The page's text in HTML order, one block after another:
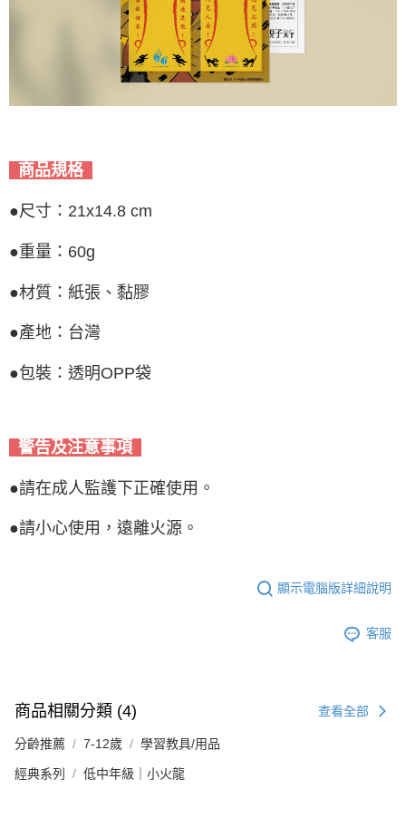
商品規格
●尺寸：21x14.8 cm
●重量：60g
●材質：紙張、黏膠
●產地：台灣
●包裝：透明OPP袋
警告及注意事項
●請在成人監護下正確使用。
●請小心使用，遠離火源。
顯示電腦版詳細說明
客服
商品相關分類 (4) 查看全部
分齡推薦 7-12歲 學習教具/用品
經典系列 低中年級｜小火龍